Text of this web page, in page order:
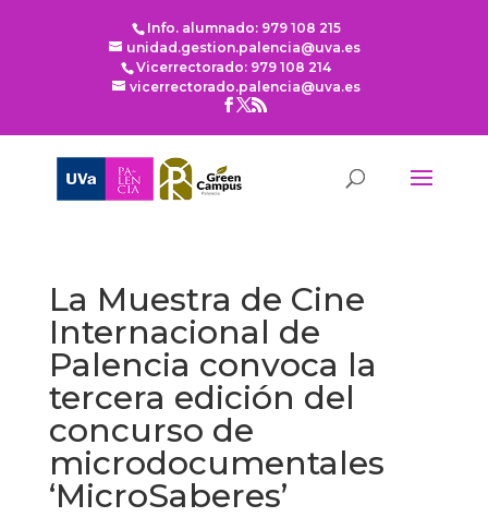
Info. alumnado: 979 108 215
unidad.gestion.palencia@uva.es
Vicerrectorado: 979 108 214
vicerrectorado.palencia@uva.es
La Muestra de Cine
Internacional de
Palencia convoca la
tercera edición del
concurso de
microdocumentales
‘MicroSaberes’